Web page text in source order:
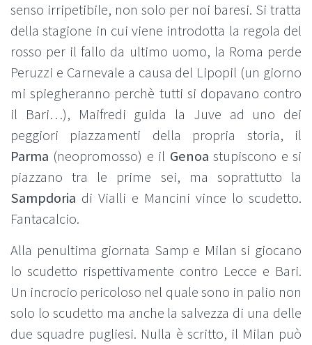
senso irripetibile, non solo per noi baresi. Si tratta
della stagione in cui viene introdotta la regola del
rosso per il fallo da ultimo uomo, la Roma perde
Peruzzi e Carnevale a causa del Lipopil (un giorno
mi spiegheranno perchè tutti si dopavano contro
il Bari…), Maifredi guida la Juve ad uno dei
peggiori piazzamenti della propria storia, il
Parma (neopromosso) e il Genoa stupiscono e si
piazzano tra le prime sei, ma soprattutto la
Sampdoria di Vialli e Mancini vince lo scudetto.
Fantacalcio.
Alla penultima giornata Samp e Milan si giocano
lo scudetto rispettivamente contro Lecce e Bari.
Un incrocio pericoloso nel quale sono in palio non
solo lo scudetto ma anche la salvezza di una delle
due squadre pugliesi. Nulla è scritto, il Milan può